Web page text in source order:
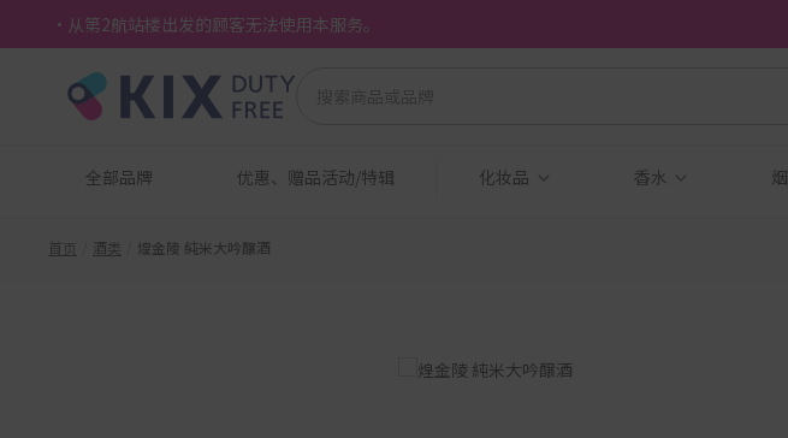
・从第2航站楼出发的顾客无法使用本服务。
全部品牌 优惠、赠品活动/特辑 化妆品 香水 烟
首页 酒类 煌金陵 純米大吟醸酒